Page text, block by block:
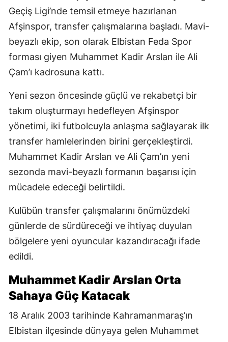
Geçiş Ligi’nde temsil etmeye hazırlanan
Afşinspor, transfer çalışmalarına başladı. Mavi-
beyazlı ekip, son olarak Elbistan Feda Spor
forması giyen Muhammet Kadir Arslan ile Ali
Çam’ı kadrosuna kattı.
Yeni sezon öncesinde güçlü ve rekabetçi bir
takım oluşturmayı hedefleyen Afşinspor
yönetimi, iki futbolcuyla anlaşma sağlayarak ilk
transfer hamlelerinden birini gerçekleştirdi.
Muhammet Kadir Arslan ve Ali Çam’ın yeni
sezonda mavi-beyazlı formanın başarısı için
mücadele edeceği belirtildi.
Kulübün transfer çalışmalarını önümüzdeki
günlerde de sürdüreceği ve ihtiyaç duyulan
bölgelere yeni oyuncular kazandıracağı ifade
edildi.
Muhammet Kadir Arslan Orta
Sahaya Güç Katacak
18 Aralık 2003 tarihinde Kahramanmaraş’ın
Elbistan ilçesinde dünyaya gelen Muhammet